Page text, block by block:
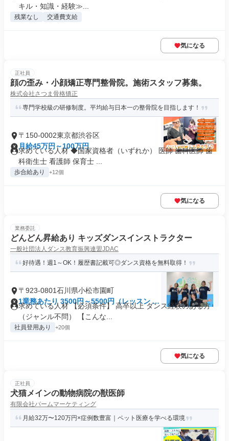
キル・知識・経験≫...
残業なし 交通費支給
気になる
正社員
顔の歪み・小顔矯正専門整骨院。施術スタッフ募集。
株式会社さつま骨格矯正
専門学校級の研修制度。平均給与日本一の整骨院を目指します！
〒150-0002東京都渋谷区
月給45万円～100万円
求めている人材 ◆国家資格者（いずれか） 医師 歯科医師 歯
科衛生士 看護師 保育士 ...
歩合給あり +12個
気になる
業務委託
どんどん昇給あり キッズダンスインストラクター
一般社団法人ダンス教育振興連盟JDAC
好待遇！週1～OK！履歴書記載可◎ダンス資格を無料取得！
〒923-0801石川県小松市園町
1業務あたり 3500円～5500円（レッスン 60
分）
求めている人材 【必須条件】 高卒以上 ダンス経験のある方
（ジャンル不問） 【こんな...
社員登用あり +20個
気になる
正社員
犬猫メインの動物病院の獣医師
有限会社パームマーケティング
月給32万〜120万円×症例数豊富｜ペット医療を学べる環境